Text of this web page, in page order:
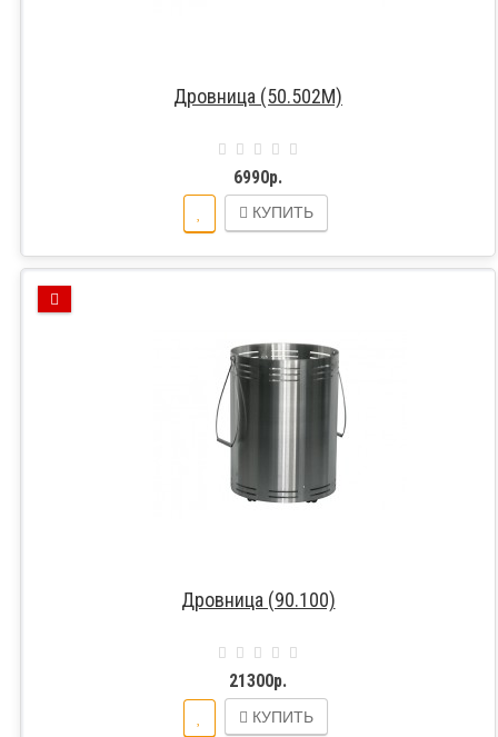
Дровница (50.502М)
6990р.
КУПИТЬ
Дровница (90.100)
21300р.
КУПИТЬ